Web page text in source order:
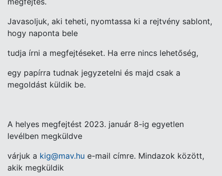
Javasoljuk, aki teheti, nyomtassa ki a rejtvény sablont,
hogy naponta bele
tudja írni a megfejtéseket. Ha erre nincs lehetőség,
egy papírra tudnak jegyzetelni és majd csak a
megoldást küldik be.
A helyes megfejtést 2023. január 8-ig egyetlen
levélben megküldve
várjuk a kig@mav.hu e-mail címre. Mindazok között,
akik megküldik